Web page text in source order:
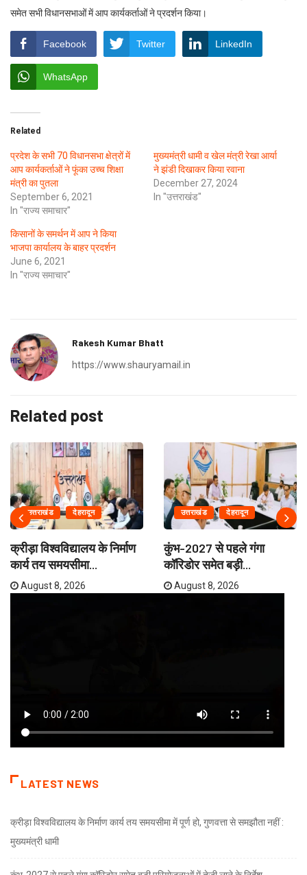
समेत सभी विधानसभाओं में आप कार्यकर्ताओं ने प्रदर्शन किया।
Facebook Twitter LinkedIn
WhatsApp
Related
प्रदेश के सभी 70 विधानसभा क्षेत्रों में
आप कार्यकर्ताओं ने फूंका उच्च शिक्षा
मंत्री का पुतला
September 6, 2021
In "राज्य समाचार"
मुख्यमंत्री धामी व खेल मंत्री रेखा आर्या
ने झंडी दिखाकर किया रवाना
December 27, 2024
In "उत्तराखंड"
किसानों के समर्थन में आप ने किया
भाजपा कार्यालय के बाहर प्रदर्शन
June 6, 2021
In "राज्य समाचार"
Rakesh Kumar Bhatt
https://www.shauryamail.in
Related post
उत्तराखंड देहरादून
क्रीड़ा विश्वविद्यालय के निर्माण
कार्य तय समयसीमा...
August 8, 2026
उत्तराखंड देहरादून
कुंभ-2027 से पहले गंगा
कॉरिडोर समेत बड़ी...
August 8, 2026
LATEST NEWS
क्रीड़ा विश्वविद्यालय के निर्माण कार्य तय समयसीमा में पूर्ण हो, गुणवत्ता से समझौता नहीं :
मुख्यमंत्री धामी